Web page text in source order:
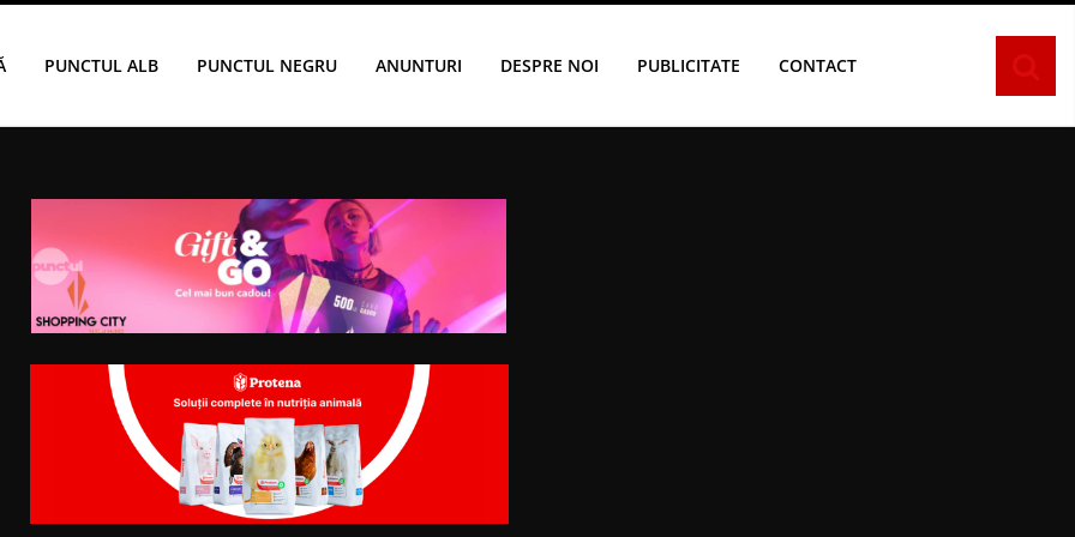
PUNCTUL ALB PUNCTUL NEGRU ANUNTURI DESPRE NOI PUBLICITATE CONTACT